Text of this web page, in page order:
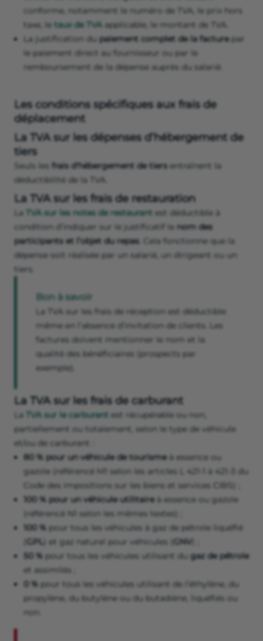
conforme, notamment le numéro de TVA, le prix hors
taxe, le taux de TVA applicable, le montant de TVA.
La justification du paiement complet de la facturepar
le paiement direct au fournisseur ou par le
remboursement de la dépense auprès du salarié.
Les conditions spécifiques aux frais de
déplacement
La TVA sur les dépenses d’hébergement de
tiers
Seuls les frais d'hébergement de tiers entraînent la
déductibilité de la TVA.
La TVA sur les frais de restauration
La TVA sur les notes de restaurant est déductible à
condition d’indiquer sur le justificatif le nom des
participants et l’objet du repas. Cela fonctionne que la
dépense soit réalisée par un salarié, un dirigeant ou un
tiers.
Bon à savoir
La TVA sur les frais de réception est déductible
même en l’absence d’invitation de clients. Les
factures doivent mentionner le nom et la
qualité des bénéficiaires (prospects par
exemple).
La TVA sur les frais de carburant
La TVA sur le carburant est récupérable ou non,
partiellement ou totalement, selon le type de véhicule
et/ou de carburant :
80 % pour un véhicule de tourismeà essence ou
gazole (référencé M1 selon les articles L 421-1 à 421-3 du
Code des impositions sur les biens et services CIBS) ;
100 % pour un véhicule utilitaireà essence ou gazole
(référencé N1 selon les mêmes textes) ;
100 % pour tous les véhicules à gaz de pétrole liquéfié
GPL) et gaz naturel pour véhicules ( GNV
50 % pour tous les véhicules utilisant du gaz de pétrole
et assimilés ;
0 % pour tous les véhicules utilisant de l’éthylène, du
propylène, du butylène ou du butadiène, liquéfiés ou
non.